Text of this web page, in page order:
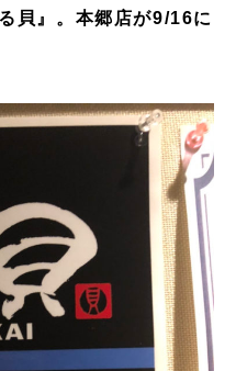
貝』。本郷店が9/16に